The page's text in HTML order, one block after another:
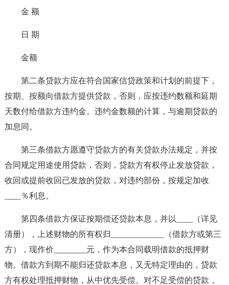
金 额
日 期
金额
第二条贷款方应在符合国家信贷政策和计划的前提下，
按期、按额向借款方提供贷款，否则，应按违约数额和延期
天数付给借款方违约金。违约金数额的计算，与逾期贷款的
加息同。
第三条借款方愿遵守贷款方的有关贷款办法规定，并按
合同规定用途使用贷款，否则，贷款方有权停止发放贷款，
收回或提前收回已发放的贷款，对违约部份，按规定加收
____％利息。
第四条借款方保证按期偿还贷款本息，并以____（详见
清册），上述财物的所有权归_____________（借款方或第三
方），现作价________元，作为本合同载明借款的抵押财
物。借款方到期不能归还贷款本息，又无特定理由的，贷款
方有权处理抵押财物，从中优先受偿。对不足受偿的贷款，